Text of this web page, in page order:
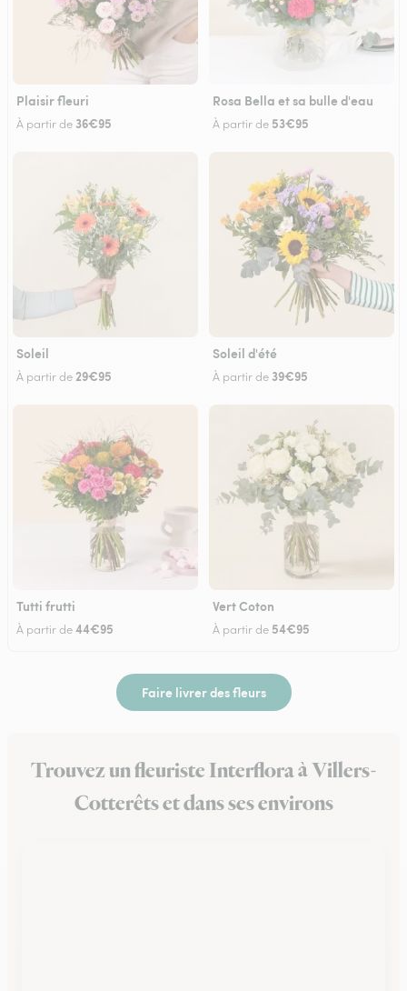
Plaisir fleuri
À partir de 36€95
Rosa Bella et sa bulle d'eau
À partir de 53€95
Soleil
À partir de 29€95
Soleil d'été
À partir de 39€95
Tutti frutti
À partir de44€95
Vert Coton
À partir de 54€95
Faire livrer des fleurs
Trouvez un fleuriste Interflora à Villers-
Cotterêts et dans ses environs